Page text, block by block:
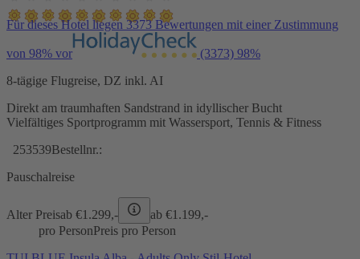
Für dieses Hotel liegen 3373 Bewertungen mit einer Zustimmung
von 98% vor (3373) 98%
8-tägige Flugreise, DZ inkl. AI
Direkt am traumhaften Sandstrand in idyllischer Bucht
Vielfältiges Sportprogramm mit Wassersport, Tennis & Fitness
253539Bestellnr.:
Pauschalreise
Alter Preisab €1.299,- ab €1.199,-
pro PersonPreis pro Person